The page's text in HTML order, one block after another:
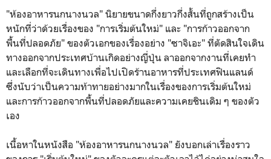
"ห้องอาหารนกนางนวล" นิยายขนาดกึ่งยาวกึ่งสั้นที่ถูกสร้างเป็น
หนักที่ว่าด้วยเรื่องของ "การเริ่มต้นใหม่" และ "การก้าวออกจาก
พื้นที่ปลอดภัย" ของตัวเอกของเรื่องอย่าง "ซาจิเอะ" ที่ตัดสินใจเดิน
ทางออกจากประเทศบ้านเกิดอย่างญี่ปุ่น ลาออกจากงานที่เคยทำ
และเลือกที่จะเดินทางเพื่อไปเปิดร้านอาหารที่ประเทศฟินแลนด์
ซึ่งนับว่าเป็นความท้าทายอย่างมากในเรื่องของการเริ่มต้นใหม่
และการก้าวออกจากพื้นที่ปลอดภัยและความเคยชินเดิม ๆ ของตัว
เอง
เนื้อหาในหนังสือ "ห้องอาหารนกนางนวล" ยังบอกเล่าเรื่องราว